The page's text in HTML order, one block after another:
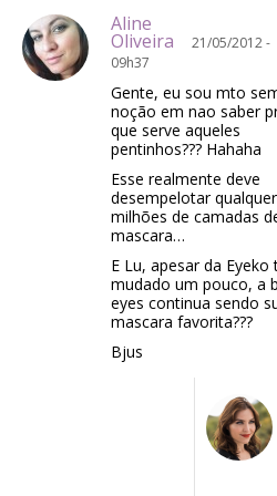
Aline
Oliveira
21/05/2012 -
09h37
Gente, eu sou mto
noção em nao saber
que serve aqueles
pentinhos??? Hahaha
Esse realmente deve
desempelotar qualquer
milhões de camadas
mascara…
E Lu, apesar da Eyeko
mudado um pouco, a
eyes continua sendo
mascara favorita???
Bjus